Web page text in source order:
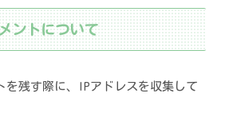
ントについて
を残す際に、IPアドレスを収集して